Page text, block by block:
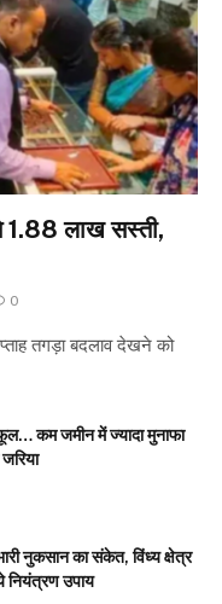
लाख सस्ती,
0
तगड़ा बदलाव देखने को
कम जमीन में ज्यादा मुनाफा
नुकसान का संकेत, विंध्य क्षेत्र
नियंत्रण उपाय